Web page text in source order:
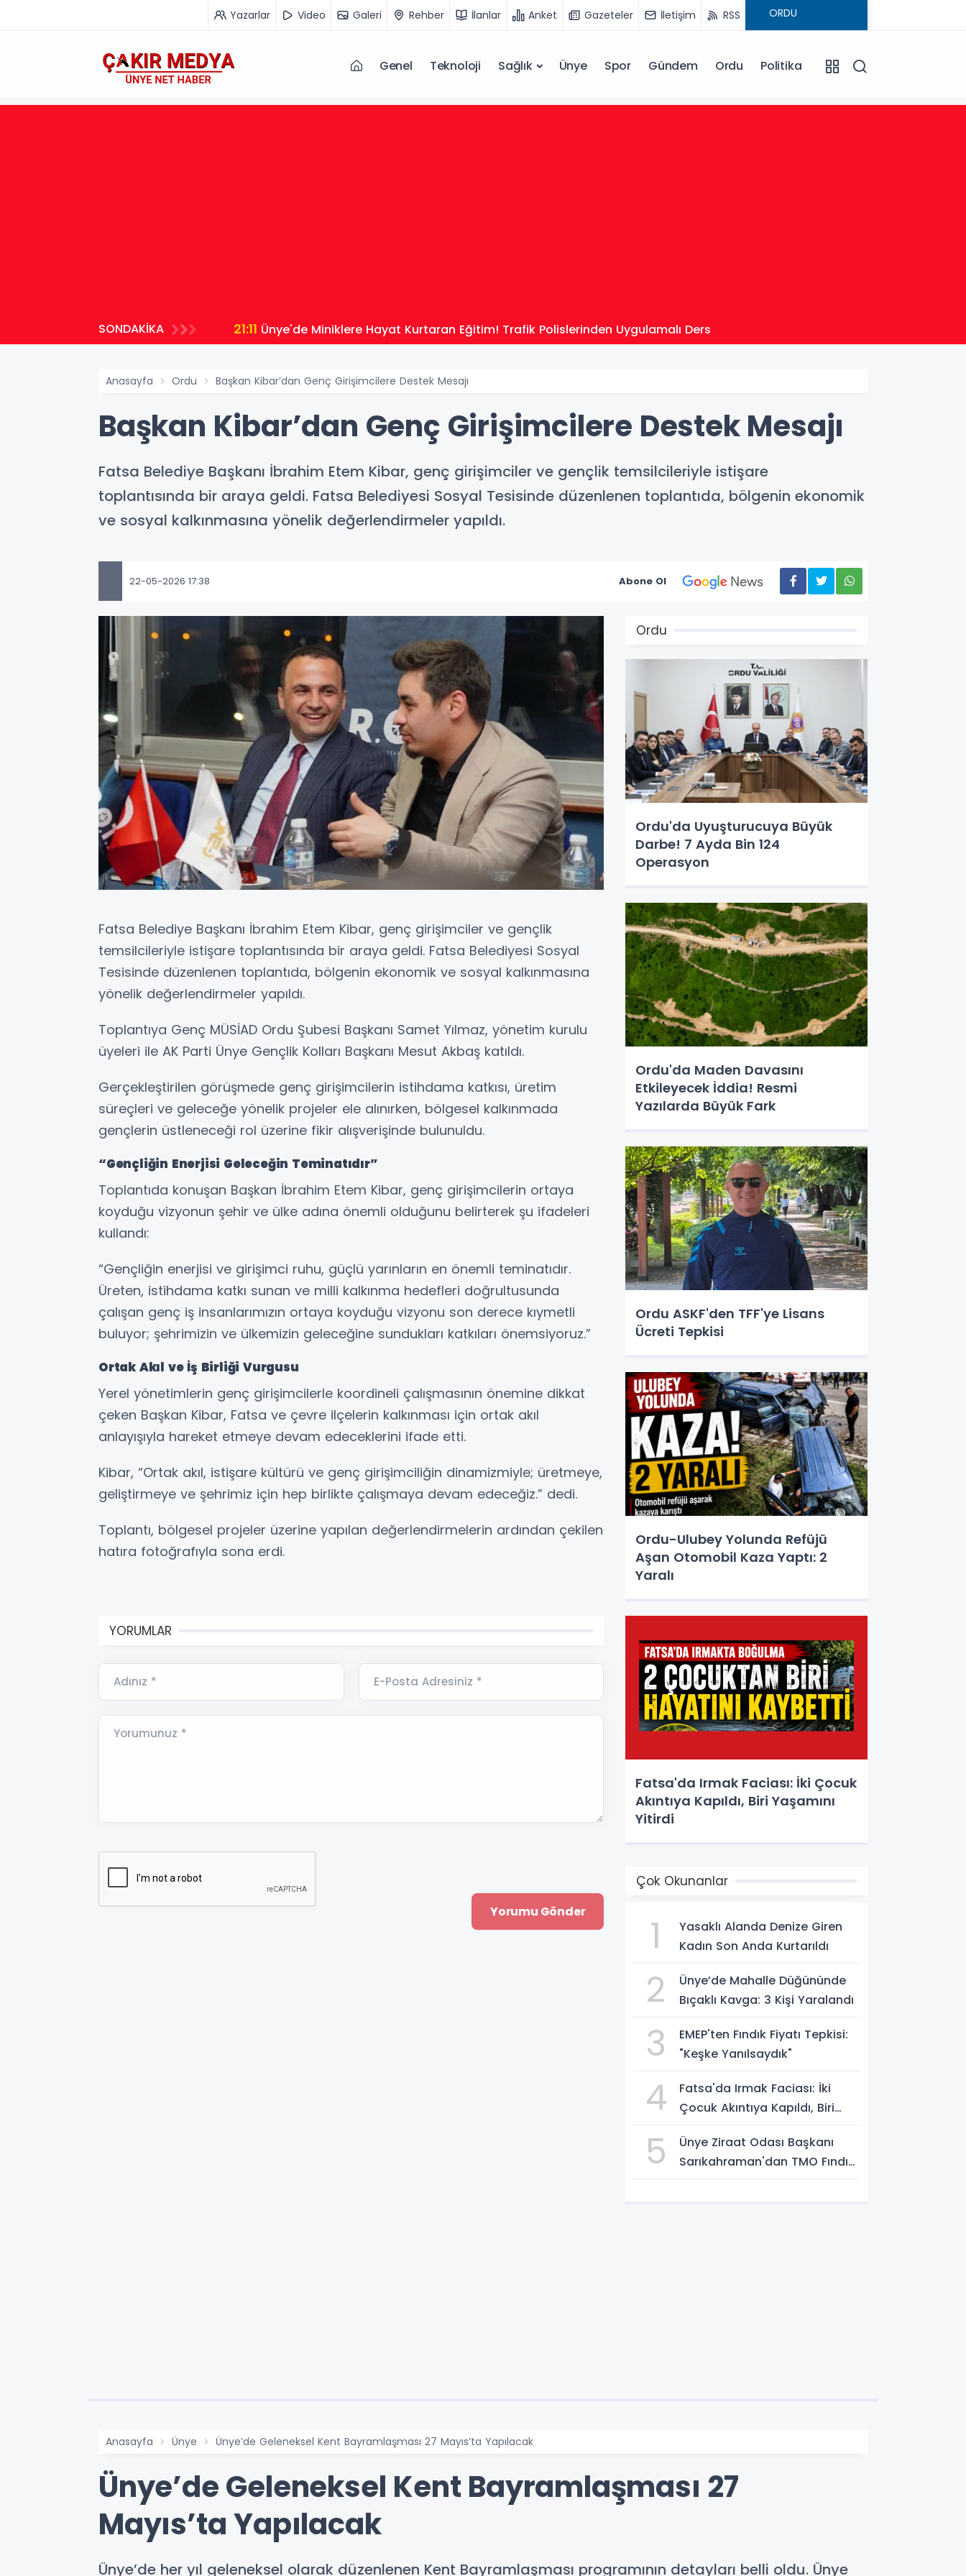
Yazarlar Video Galeri Rehber İlanlar Anket Gazeteler İletişim RSS
Genel Teknoloji Sağlık Ünye Spor Gündem Ordu Politika
SONDAKİKA 21:11 Ünye'de Miniklere Hayat Kurtaran Eğitim! Trafik Polislerinden Uygulamalı Ders
Anasayfa Ordu Başkan Kibar’dan Genç Girişimcilere Destek Mesajı
Başkan Kibar’dan Genç Girişimcilere Destek Mesajı
Fatsa Belediye Başkanı İbrahim Etem Kibar, genç girişimciler ve gençlik temsilcileriyle istişare
toplantısında bir araya geldi. Fatsa Belediyesi Sosyal Tesisinde düzenlenen toplantıda, bölgenin ekonomik
ve sosyal kalkınmasına yönelik değerlendirmeler yapıldı.
22-05-2026 17:38 Abone Ol
Fatsa Belediye Başkanı İbrahim Etem Kibar, genç girişimciler ve gençlik
temsilcileriyle istişare toplantısında bir araya geldi. Fatsa Belediyesi Sosyal
Tesisinde düzenlenen toplantıda, bölgenin ekonomik ve sosyal kalkınmasına
yönelik değerlendirmeler yapıldı.
Toplantıya Genç MÜSİAD Ordu Şubesi Başkanı Samet Yılmaz, yönetim kurulu
üyeleri ile AK Parti Ünye Gençlik Kolları Başkanı Mesut Akbaş katıldı.
Gerçekleştirilen görüşmede genç girişimcilerin istihdama katkısı, üretim
süreçleri ve geleceğe yönelik projeler ele alınırken, bölgesel kalkınmada
gençlerin üstleneceği rol üzerine fikir alışverişinde bulunuldu.
“Gençliğin Enerjisi Geleceğin Teminatıdır”
Toplantıda konuşan Başkan İbrahim Etem Kibar, genç girişimcilerin ortaya
koyduğu vizyonun şehir ve ülke adına önemli olduğunu belirterek şu ifadeleri
kullandı:
“Gençliğin enerjisi ve girişimci ruhu, güçlü yarınların en önemli teminatıdır.
Üreten, istihdama katkı sunan ve milli kalkınma hedefleri doğrultusunda
çalışan genç iş insanlarımızın ortaya koyduğu vizyonu son derece kıymetli
buluyor; şehrimizin ve ülkemizin geleceğine sundukları katkıları önemsiyoruz.”
Ortak Akıl ve İş Birliği Vurgusu
Yerel yönetimlerin genç girişimcilerle koordineli çalışmasının önemine dikkat
çeken Başkan Kibar, Fatsa ve çevre ilçelerin kalkınması için ortak akıl
anlayışıyla hareket etmeye devam edeceklerini ifade etti.
Kibar, “Ortak akıl, istişare kültürü ve genç girişimciliğin dinamizmiyle; üretmeye,
geliştirmeye ve şehrimiz için hep birlikte çalışmaya devam edeceğiz.” dedi.
Toplantı, bölgesel projeler üzerine yapılan değerlendirmelerin ardından çekilen
hatıra fotoğrafıyla sona erdi.
YORUMLAR
Adınız * E-Posta Adresiniz *
Yorumunuz *
Ordu
Ordu'da Uyuşturucuya Büyük
Darbe! 7 Ayda Bin 124
Operasyon
Ordu'da Maden Davasını
Etkileyecek İddia! Resmi
Yazılarda Büyük Fark
Ordu ASKF'den TFF'ye Lisans
Ücreti Tepkisi
Ordu-Ulubey Yolunda Refüjü
Aşan Otomobil Kaza Yaptı: 2
Yaralı
Fatsa'da Irmak Faciası: İki Çocuk
Akıntıya Kapıldı, Biri Yaşamını
Yitirdi
Çok Okunanlar
1
Yasaklı Alanda Denize Giren
Kadın Son Anda Kurtarıldı
2
Ünye’de Mahalle Düğününde
Bıçaklı Kavga: 3 Kişi Yaralandı
3
EMEP'ten Fındık Fiyatı Tepkisi:
"Keşke Yanılsaydık"
4
Fatsa'da Irmak Faciası: İki
Çocuk Akıntıya Kapıldı, Biri
5
Ünye Ziraat Odası Başkanı
Sarıkahraman'dan TMO Fındık
Anasayfa Ünye Ünye’de Geleneksel Kent Bayramlaşması 27 Mayıs’ta Yapılacak
Ünye’de Geleneksel Kent Bayramlaşması 27
Mayıs’ta Yapılacak
Ünye’de her yıl geleneksel olarak düzenlenen Kent Bayramlaşması programının detayları belli oldu. Ünye